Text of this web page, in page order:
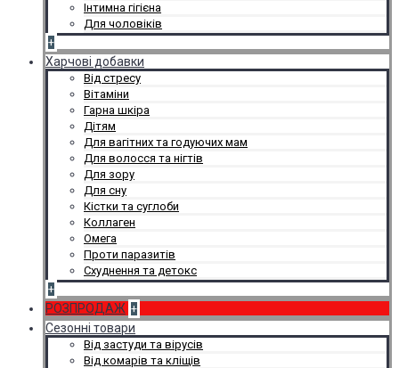
Інтимна гігієна
Для чоловіків
+
Харчові добавки
Від стресу
Вітаміни
Гарна шкіра
Дітям
Для вагітних та годуючих мам
Для волосся та нігтів
Для зору
Для сну
Кістки та суглоби
Коллаген
Омега
Проти паразитів
Схуднення та детокс
+
РОЗПРОДАЖ +
Сезонні товари
Від застуди та вірусів
Від комарів та кліщів